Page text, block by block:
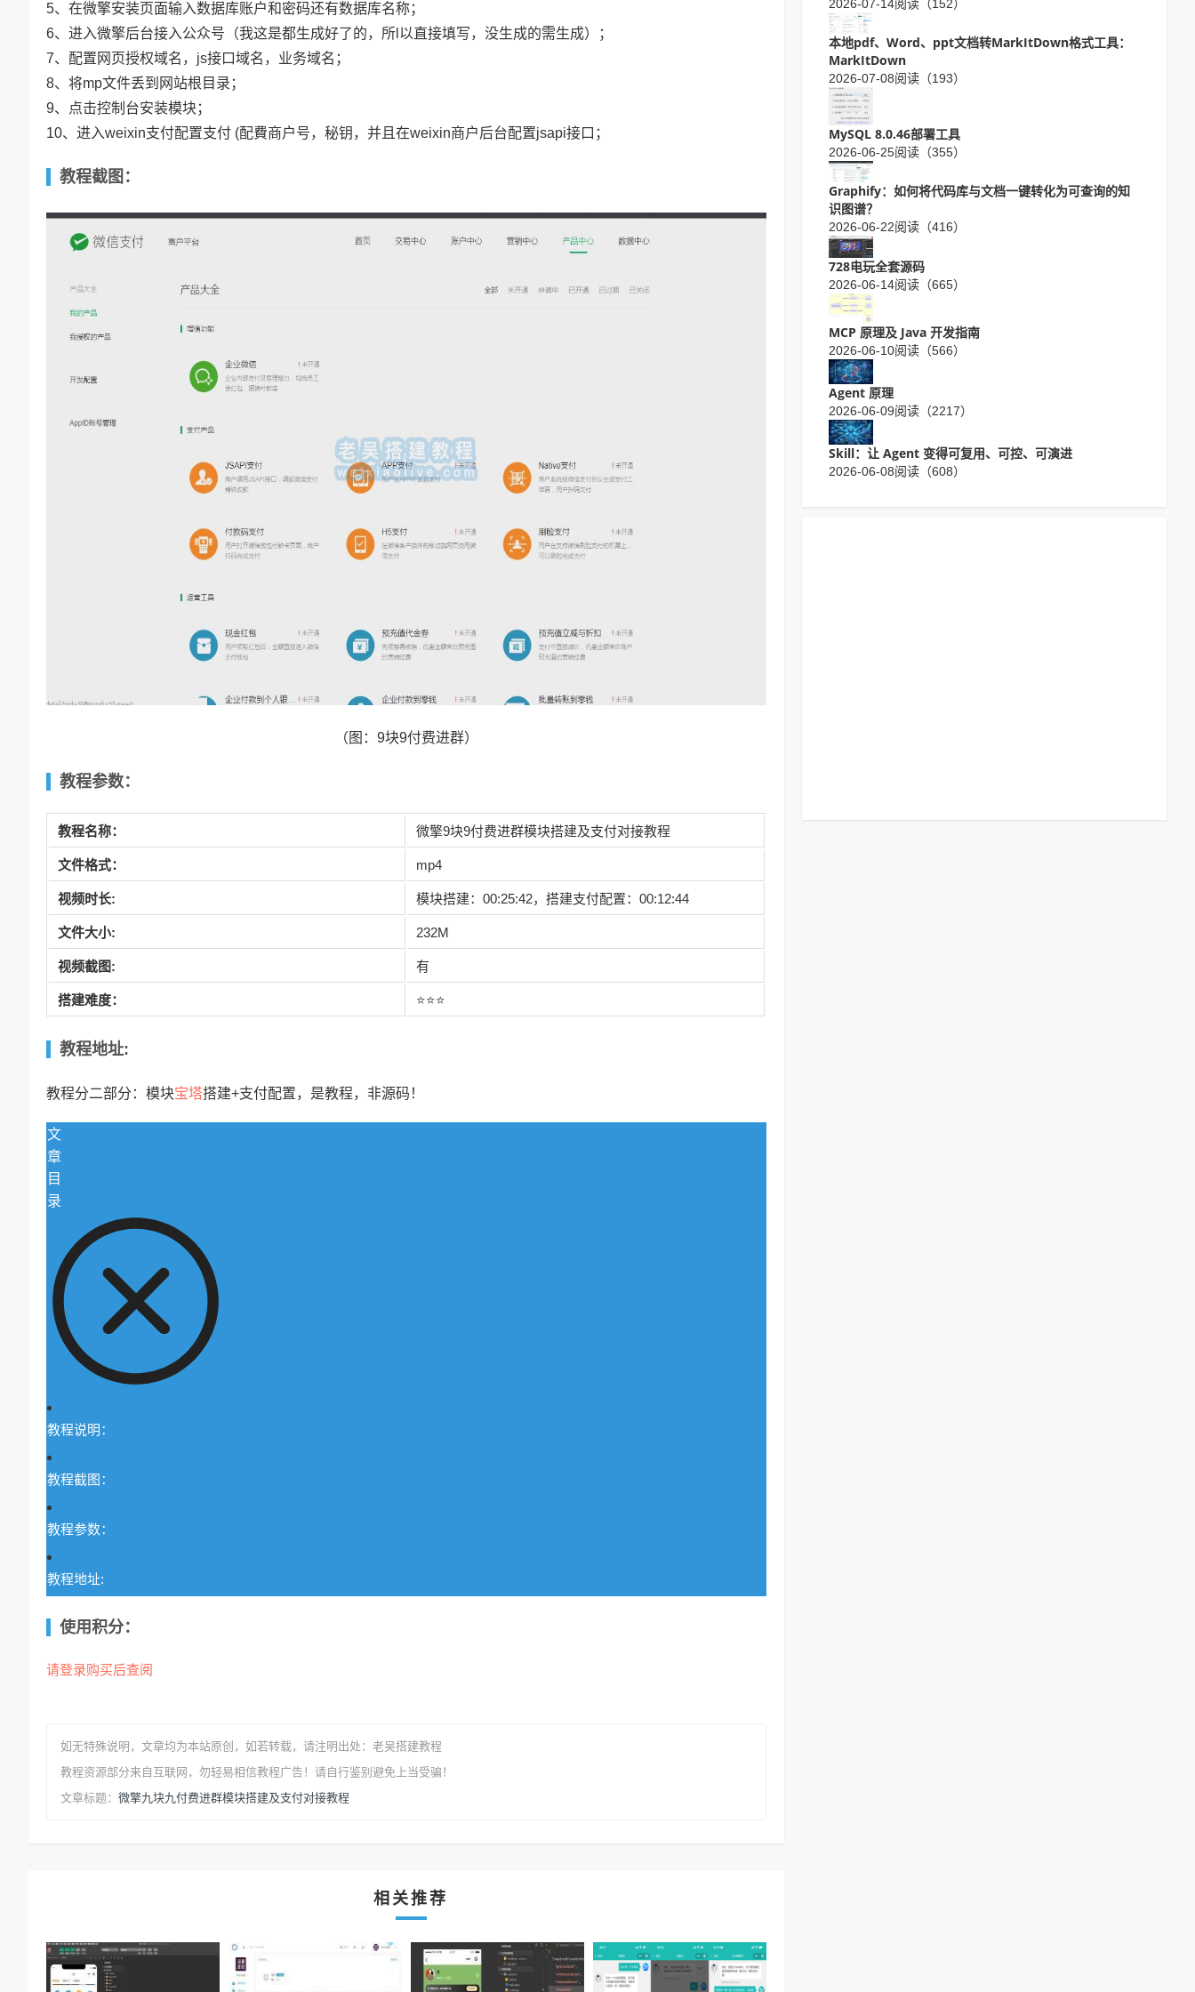
5、在微擎安装页面输入数据库账户和密码还有数据库名称；
6、进入微擎后台接入公众号（我这是都生成好了的，所l以直接填写，没生成的需生成）；
7、配置网页授权域名，js接口域名，业务域名；
8、将mp文件丢到网站根目录；
9、点击控制台安装模块；
10、进入weixin支付配置支付 (配費商户号，秘钥，并且在weixin商户后台配置jsapi接口；
教程截图：
（图：9块9付费进群）
教程参数：
教程名称： 微擎9块9付费进群模块搭建及支付对接教程
文件格式： mp4
视频时长: 模块搭建：00:25:42，搭建支付配置：00:12:44
文件大小: 232M
视频截图: 有
搭建难度： ⭐⭐⭐
教程地址:
教程分二部分：模块宝塔搭建+支付配置，是教程，非源码！
文
章
目
录
教程说明：
教程截图：
教程参数：
教程地址:
使用积分：
请登录购买后查阅
如无特殊说明，文章均为本站原创 ，如若转载，请注明出处： 老吴搭建教程
教程资源部分来自互联网，勿轻易相信教程广告！请自行鉴别避免上当受骗！
文章标题： 微擎九块九付费进群模块搭建及支付对接教程
相关推荐
2026-07-14阅读（152）
本地pdf、Word、ppt文档转MarkItDown格式工具：
MarkItDown
2026-07-08阅读（193）
MySQL 8.0.46部署工具
2026-06-25阅读（355）
Graphify：如何将代码库与文档一键转化为可查询的知
识图谱？
2026-06-22阅读（416）
728电玩全套源码
2026-06-14阅读（665）
MCP 原理及 Java 开发指南
2026-06-10阅读（566）
Agent 原理
2026-06-09阅读（2217）
Skill：让 Agent 变得可复用、可控、可演进
2026-06-08阅读（608）